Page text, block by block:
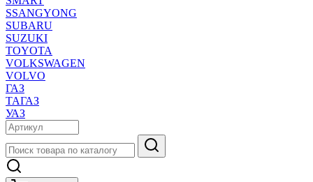
SSANGYONG
SUBARU
SUZUKI
TOYOTA
VOLKSWAGEN
VOLVO
ГАЗ
ТАГАЗ
УАЗ